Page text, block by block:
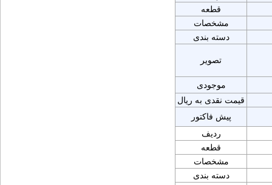
قطعه
مشخصات
دسته بندی
تصویر
موجودی
قیمت نقدی به ریال
پیش فاکتور
ردیف
قطعه
مشخصات
دسته بندی